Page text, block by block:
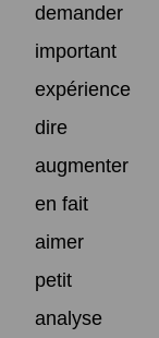
demander
important
expérience
dire
augmenter
en fait
aimer
petit
analyse